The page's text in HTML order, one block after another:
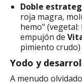
Doble
roja magra,
hemo"
empujón de
pimiento
Yodo y
A menudo